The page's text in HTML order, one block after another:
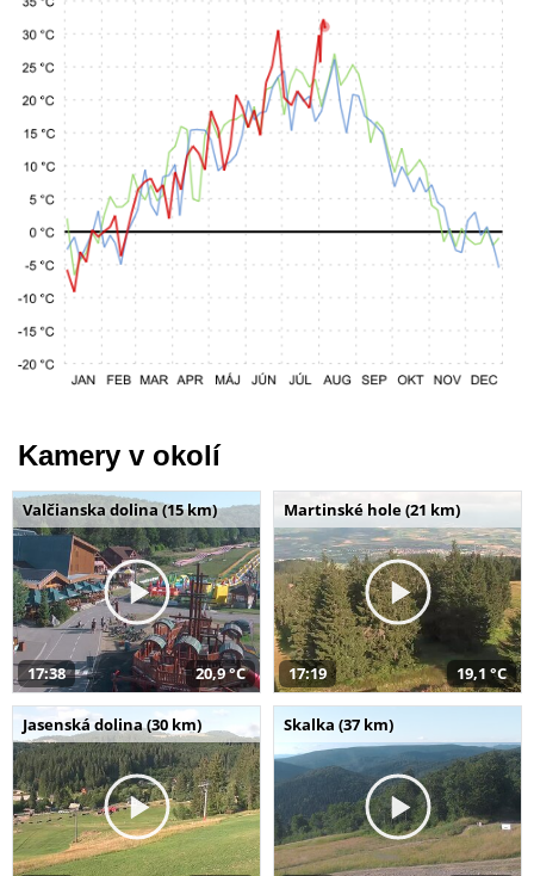
Kamery v okolí
Valčianska dolina (15 km)
17:38 20,9 °C
Martinské hole (21 km)
17:19 19,1 °C
Jasenská dolina (30 km) Skalka (37 km)